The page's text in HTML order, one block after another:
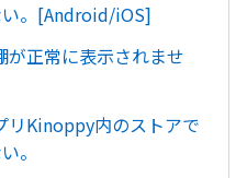
い。[Android/iOS]
正常に表示されませ
Kinoppy内のストアで
。